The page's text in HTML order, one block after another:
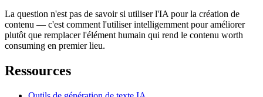
La question n'est pas de savoir si utiliser l'IA pour la création de
contenu — c'est comment l'utiliser intelligemment pour améliorer
plutôt que remplacer l'élément humain qui rend le contenu worth
consuming en premier lieu.
Ressources